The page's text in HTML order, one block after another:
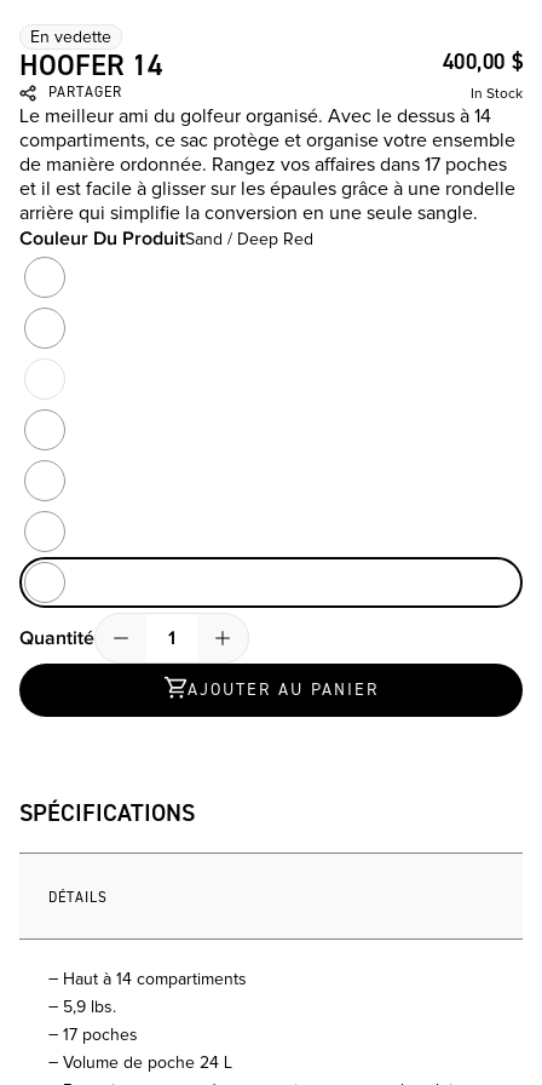
En vedette
HOOFER 14
PARTAGER
400,00 $
In Stock
Le meilleur ami du golfeur organisé. ​Avec le dessus à 14
compartiments, ce sac protège et organise votre ensemble
de manière ordonnée. Rangez vos affaires dans 17 poches
et il est facile à glisser sur les épaules grâce à une rondelle
arrière qui simplifie la conversion en une seule sangle.
Couleur Du ProduitSand / Deep Red
Couleur Du Produit
Navy / Grey
Black
Heather Grey / Black
Rupture D'inventaire
Black And Blue Mr. PING
Deep Red / Pewter
Platinum Graffiti / Malibu Rose
Sand / Deep Red
Quantité Quantité
AJOUTER AU PANIER
SPÉCIFICATIONS
DÉTAILS
– Haut à 14 compartiments
– 5,9 lbs.
– 17 poches
– Volume de poche 24 L